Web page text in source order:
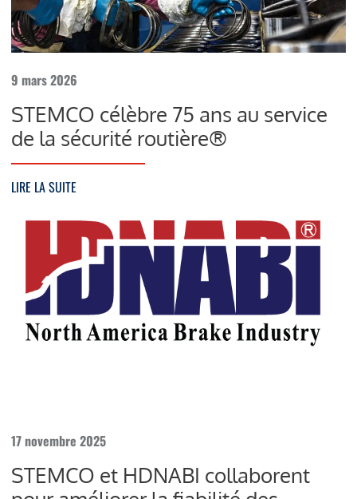
9 mars 2026
STEMCO célèbre 75 ans au service
de la sécurité routière®
LIRE LA SUITE
17 novembre 2025
STEMCO et HDNABI collaborent